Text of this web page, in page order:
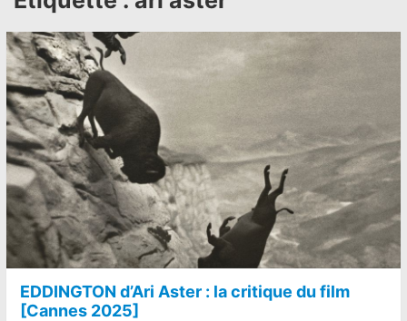
EDDINGTON d’Ari Aster : la critique du film
[Cannes 2025]